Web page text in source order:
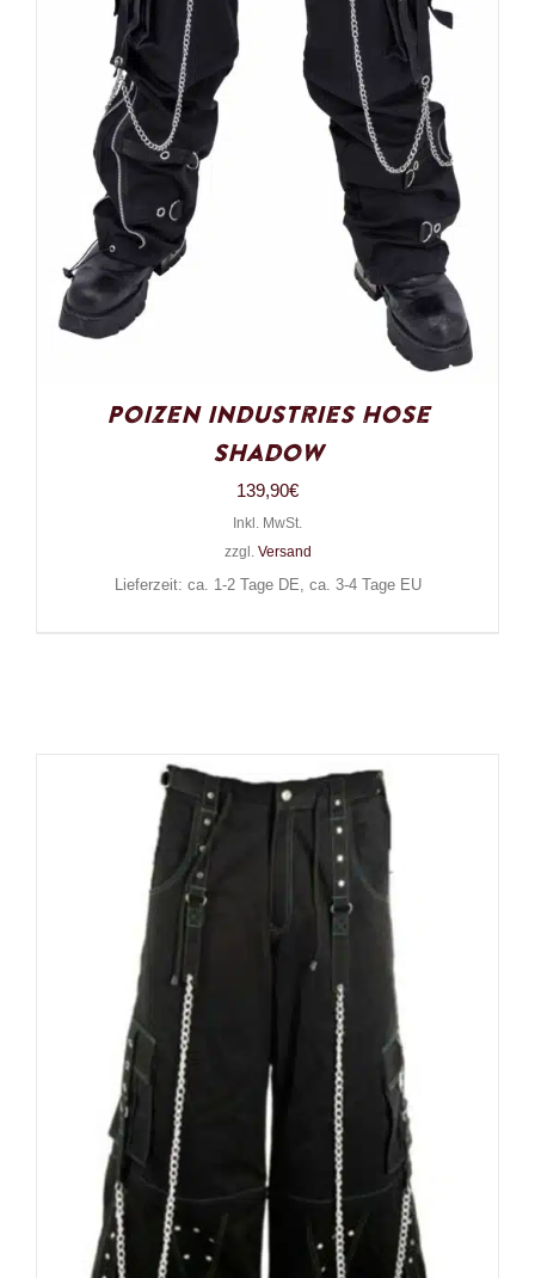
Poizen Industries Hose
Shadow
139,90€
Inkl. MwSt.
zzgl. Versand
Lieferzeit: ca. 1-2 Tage DE, ca. 3-4 Tage EU